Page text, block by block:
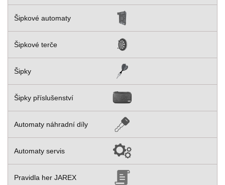
Šipkové automaty
Šipkové terče
Šipky
Šipky příslušenství
Automaty náhradní díly
Automaty servis
Pravidla her JAREX